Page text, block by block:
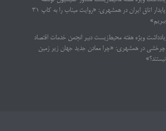
پایدار اتاق ایران در همشهری: «روایت میناب را به کاپ ۳۱
ببریم»
یادداشت ویژه هفته محیط‌زیست دبیر انجمن خدمات اقتصاد
چرخشی در همشهری: «چرا معادن جدید جهان زیر زمین
نیستند؟»